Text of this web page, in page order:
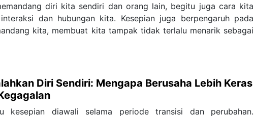
diri kita sendiri dan orang lain, begitu juga cara kita
dan hubungan kita. Kesepian juga berpengaruh pada
kita, membuat kita tampak tidak terlalu menarik sebagai
Diri Sendiri: Mengapa Berusaha Lebih Keras
kesepian diawali selama periode transisi dan perubahan.